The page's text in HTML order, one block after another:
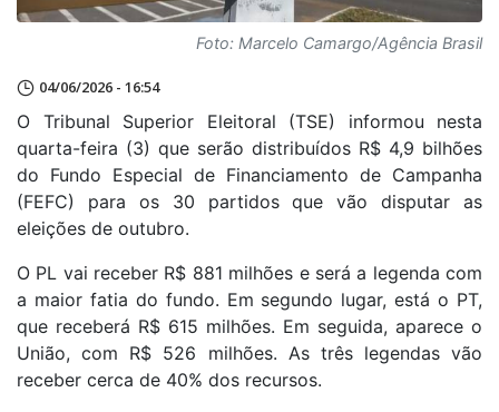
Foto: Marcelo Camargo/Agência Brasil
04/06/2026 - 16:54
O Tribunal Superior Eleitoral (TSE) informou nesta
quarta-feira (3) que serão distribuídos R$ 4,9 bilhões
do Fundo Especial de Financiamento de Campanha
(FEFC) para os 30 partidos que vão disputar as
eleições de outubro.
O PL vai receber R$ 881 milhões e será a legenda com
a maior fatia do fundo. Em segundo lugar, está o PT,
que receberá R$ 615 milhões. Em seguida, aparece o
União, com R$ 526 milhões. As três legendas vão
receber cerca de 40% dos recursos.